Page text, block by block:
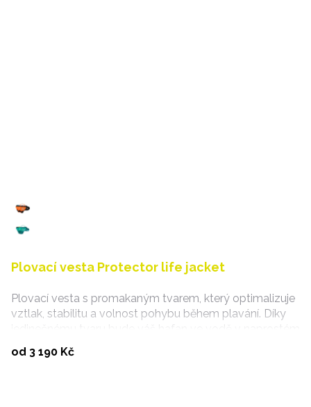
Plovací vesta Protector life jacket
Plovací vesta s promakaným tvarem, který optimalizuje
vztlak, stabilitu a volnost pohybu během plavání. Díky
jedinečnému tvaru bude váš hafan ve vodě v naprostém
bezpečí.
od 3 190 Kč